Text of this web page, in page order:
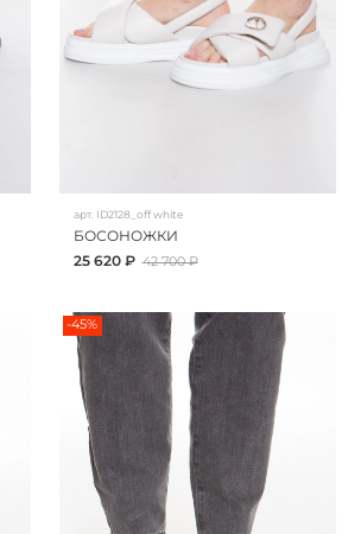
арт. ID2128_off white
БОСОНОЖКИ
25 620 ₽ 42 700 ₽
-45%